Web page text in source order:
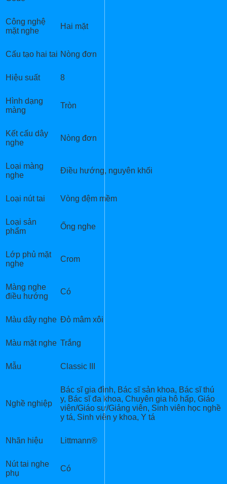
Công nghệ
mặt nghe
Hai mặt
Cấu tạo hai tai Nòng đơn
Hiệu suất 8
Hình dạng
màng
Tròn
Kết cấu dây
nghe
Nòng đơn
Loại màng
nghe
Điều hướng, nguyên khối
Loại nút tai Vòng đệm mềm
Loại sản
phẩm
Ống nghe
Lớp phủ mặt
nghe
Crom
Màng nghe
điều hướng
Có
Màu dây nghe Đỏ mâm xôi
Màu mặt nghe Trắng
Mẫu Classic III
Nghề nghiệp
Bác sĩ gia đình, Bác sĩ sản khoa, Bác sĩ thú
y, Bác sĩ đa khoa, Chuyên gia hô hấp, Giáo
viên/Giáo sư/Giảng viên, Sinh viên học nghề
y tá, Sinh viên y khoa, Y tá
Nhãn hiệu Littmann®
Nút tai nghe
phụ
Có